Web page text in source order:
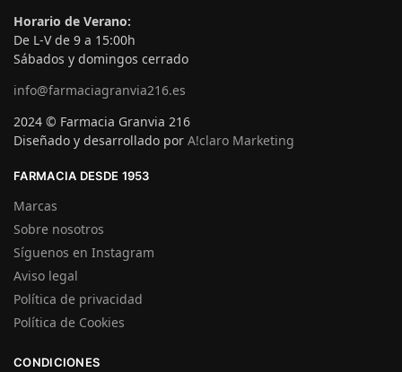
Horario de Verano:
De L-V de 9 a 15:00h
Sábados y domingos cerrado
info@farmaciagranvia216.es
2024 © Farmacia Granvia 216
Diseñado y desarrollado por A!claro Marketing
FARMACIA DESDE 1953
Marcas
Sobre nosotros
Síguenos en Instagram
Aviso legal
Política de privacidad
Política de Cookies
CONDICIONES